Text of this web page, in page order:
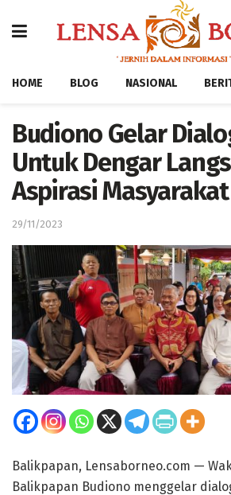
HOME BLOG NASIONAL
Budiono Gelar
Untuk Dengar
Aspirasi Masyarakat
29/11/2023
Balikpapan, Lensaborneo.com —
Balikpapan Budiono menggelar